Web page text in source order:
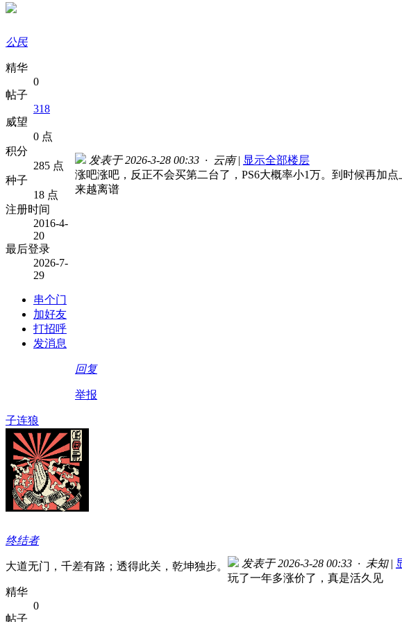
公民
精华
0
帖子
318
威望
0 点
积分
285 点
种子
18 点
注册时间
2016-4-
20
最后登录
2026-7-
29
串个门
加好友
打招呼
发消息
发表于 2026-3-28 00:33 · 云南 | 显示全部楼层
涨吧涨吧，反正不会买第二台了，PS6大概率小1万。到时候再加
来越离谱
回复
举报
子连狼
终结者
大道无门，千差有路；透得此关，乾坤独步。
精华
0
帖子
发表于 2026-3-28 00:33 · 未知 |
玩了一年多涨价了，真是活久见